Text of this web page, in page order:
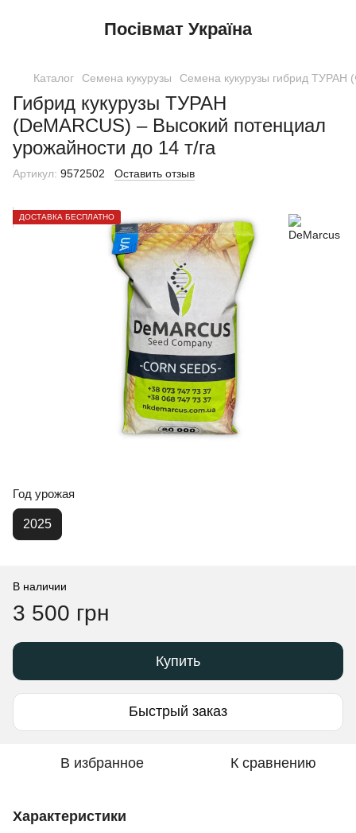
Посівмат Україна
Каталог Семена кукурузы Семена кукурузы гибрид ТУРАН
Гибрид кукурузы ТУРАН
(DeMARCUS) – Высокий потенциал
урожайности до 14 т/га
Артикул: 9572502 Оставить отзыв
ДОСТАВКА БЕСПЛАТНО
Год урожая
2025
В наличии
3 500 грн
Купить
Быстрый заказ
В избранное К сравнению
Характеристики